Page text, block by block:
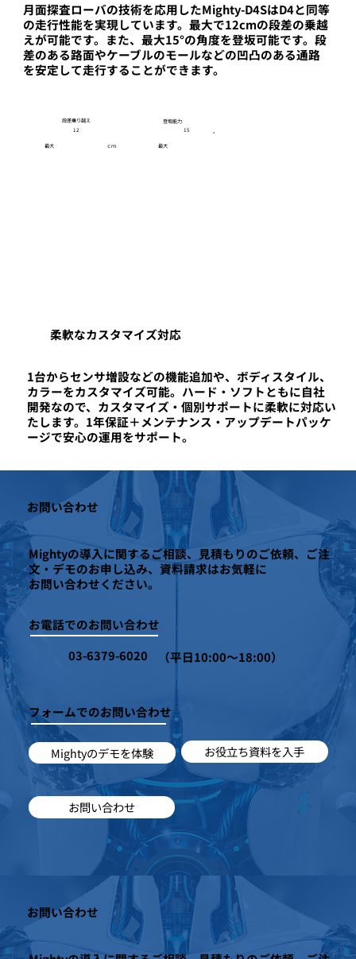
1台からセンサ増設などの機能追加や、ボディスタイル、
カラーをカスタマイズ可能。ハード・ソフトともに自社
開発なので、カスタマイズ・個別サポートに柔軟に対応い
たします。1年保証＋メンテナンス・アップデートパッケ
ージで安心の運用をサポート。
柔軟なカスタマイズ対応
月面探査ローバの技術を応用したMighty-D4SはD4と同等
の走行性能を実現しています。最大で12cmの段差の乗越
えが可能です。また、最大15°の角度を登坂可能です。段
差のある路面やケーブルのモールなどの凹凸のある通路
を安定して走行することができます。
ｃｍ
12
最大
​段差乗り越え
​°
15
最大
登坂能力
お問い合わせ
Mightyの導入に関するご相談、見積もりのご依頼、ご注
文・デモのお申し込み、資料請求はお気軽に
お問い合わせください。
お電話でのお問い合わせ
03-6379-6020
（平日10:00～18:00）
フォームでのお問い合わせ
Mightyのデモを体験 お役立ち資料を入手
お問い合わせ
お問い合わせ